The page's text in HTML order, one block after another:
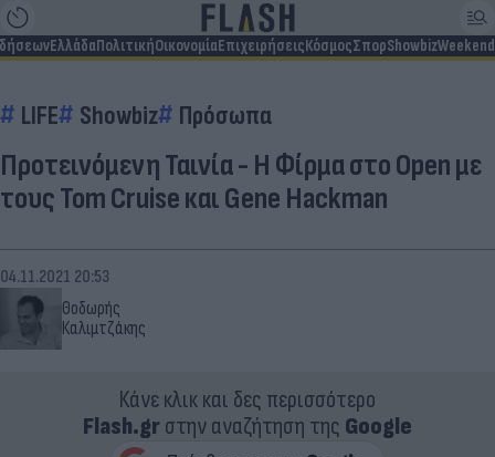
ΕλλάδαΠολιτικήΟικονομίαΕπιχειρήσειςΚόσμοςΣπορShowbizWeekend
LIFE Showbiz Πρόσωπα
Προτεινόμενη Ταινία - Η Φίρμα στο Open με
τους Tom Cruise και Gene Hackman
Θοδωρής
Καλιμτζάκης
04.11.2021 20:53
Κάνε κλικ και δες περισσότερο
Flash.grστην αναζήτηση της Google